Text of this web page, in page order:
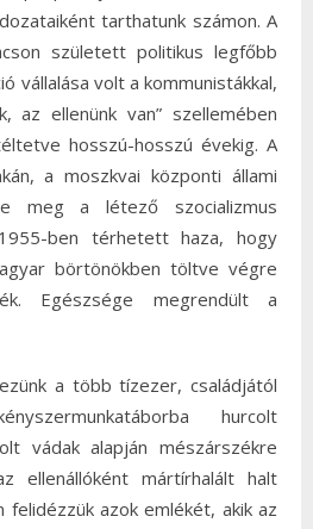
tarthatunk számon. A
született politikus legfőbb
vállalása volt a kommunistákkal,
az ellenünk van” szellemében
hosszú-hosszú évekig. A
a moszkvai központi állami
meg a létező szocializmus
ben térhetett haza, hogy
börtönökben töltve végre
Egészsége megrendült a
a több tízezer, családjától
hurcolt
vádak alapján mészárszékre
ellenállóként mártírhalált halt
felidézzük azok emlékét, akik az